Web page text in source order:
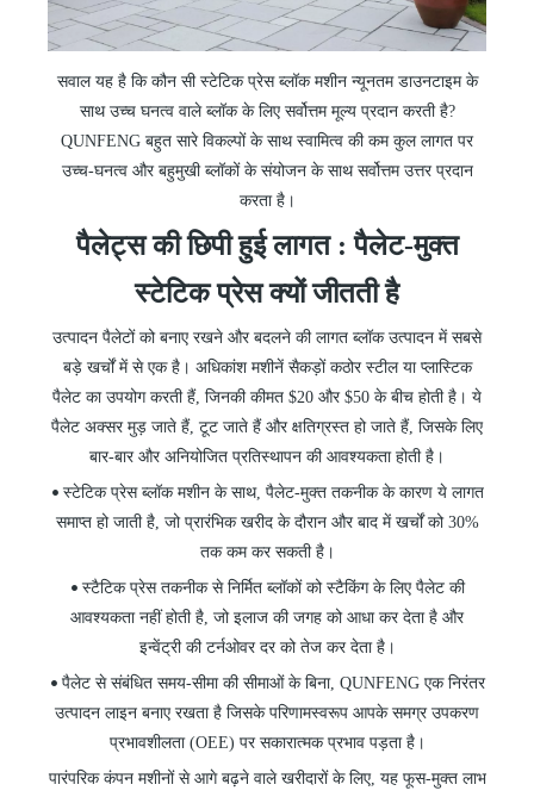
सवाल यह है कि कौन सी स्टेटिक प्रेस ब्लॉक मशीन न्यूनतम डाउनटाइम के
साथ उच्च घनत्व वाले ब्लॉक के लिए सर्वोत्तम मूल्य प्रदान करती है?
QUNFENG बहुत सारे विकल्पों के साथ स्वामित्व की कम कुल लागत पर
उच्च-घनत्व और बहुमुखी ब्लॉकों के संयोजन के साथ सर्वोत्तम उत्तर प्रदान
करता है।
पैलेट्सकीछिपी हुई लागत : पैलेट-मुक्त
स्टेटिक प्रेस क्यों जीतती है
उत्पादन पैलेटों को बनाए रखने और बदलने की लागत ब्लॉक उत्पादन में सबसे
बड़े खर्चों में से एक है। अधिकांश मशीनें सैकड़ों कठोर स्टील या प्लास्टिक
पैलेट का उपयोग करती हैं, जिनकी कीमत $20 और $50 के बीच होती है। ये
पैलेट अक्सर मुड़ जाते हैं, टूट जाते हैं और क्षतिग्रस्त हो जाते हैं, जिसके लिए
बार-बार और अनियोजित प्रतिस्थापन की आवश्यकता होती है।
• स्टेटिक प्रेस ब्लॉक मशीन के साथ, पैलेट-मुक्त तकनीक के कारण ये लागत
समाप्त हो जाती है, जो प्रारंभिक खरीद के दौरान और बाद में खर्चों को 30%
तक कम कर सकती है।
• स्टैटिक प्रेस तकनीक से निर्मित ब्लॉकों को स्टैकिंग के लिए पैलेट की
आवश्यकता नहीं होती है, जो इलाज की जगह को आधा कर देता है और
इन्वेंट्री की टर्नओवर दर को तेज कर देता है।
• पैलेट से संबंधित समय-सीमा की सीमाओं के बिना, QUNFENG एक निरंतर
उत्पादन लाइन बनाए रखता है जिसके परिणामस्वरूप आपके समग्र उपकरण
प्रभावशीलता (OEE) पर सकारात्मक प्रभाव पड़ता है।
पारंपरिक कंपन मशीनों से आगे बढ़ने वाले खरीदारों के लिए, यह फूस-मुक्त लाभ